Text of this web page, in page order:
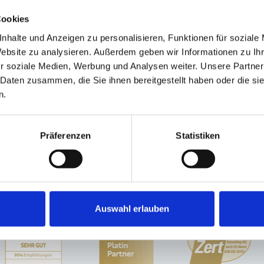
und Anzeigen zu personalisieren, Funktionen für soziale
zu analysieren. Außerdem geben wir Informationen zu
soziale Medien, Werbung und Analysen weiter. Unsere
zusammen, die Sie ihnen bereitgestellt haben oder die
Präferenzen Statistiken
Auswahl erlauben
Ich stimme zu, dass meine
erhoben und